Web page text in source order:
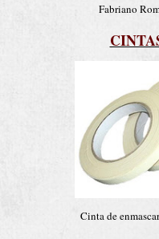
Fabriano
Cinta de